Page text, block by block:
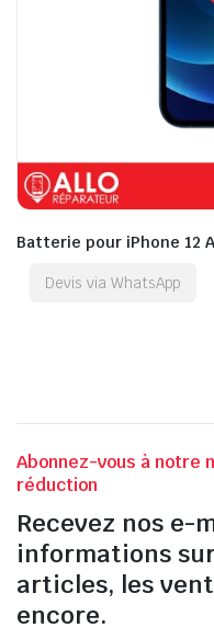
Batterie pour iPhone 12
Devis via WhatsApp
Abonnez-vous à notre
réduction
Recevez nos e-
informations
articles, les
encore.